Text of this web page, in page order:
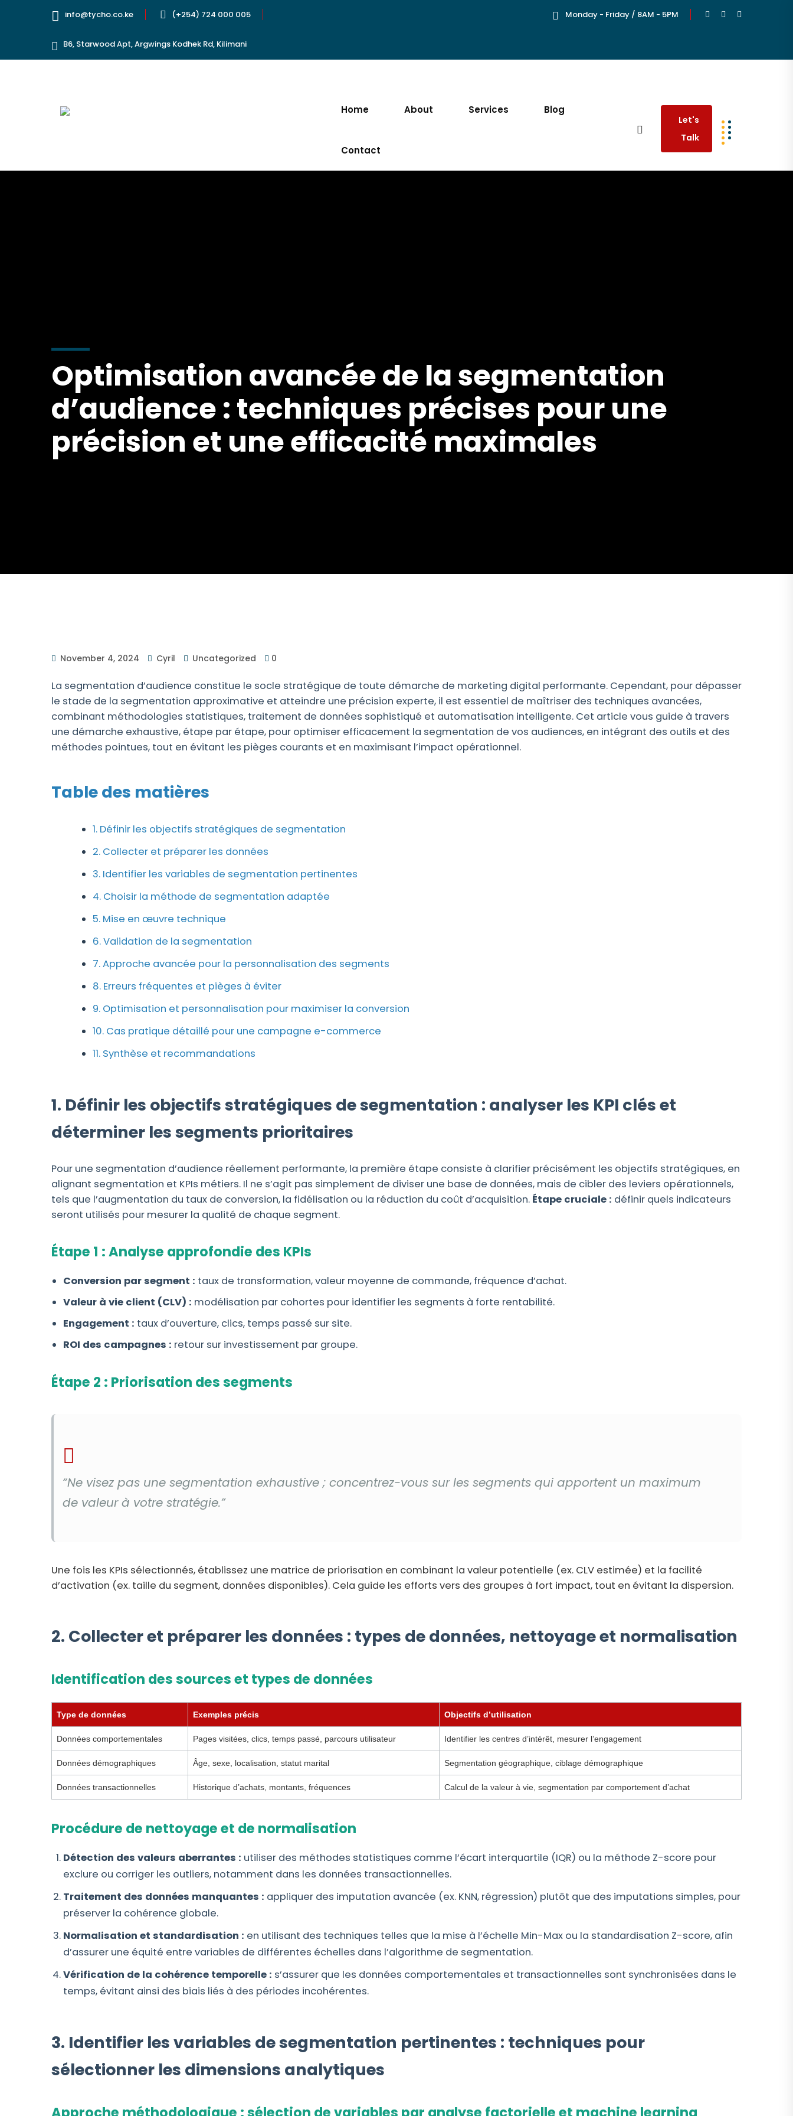
info@tycho.co.ke (+254) 724 000 005
B6, Starwood Apt, Argwings Kodhek Rd, Kilimani
Monday - Friday / 8AM - 5PM
Home About Services Blog
Contact
Let's
Talk
Optimisation avancée de la segmentation
d’audience : techniques précises pour une
précision et une efficacité maximales
November 4, 2024 Cyril Uncategorized 0
La segmentation d’audience constitue le socle stratégique de toute démarche de marketing digital performante. Cependant, pour dépasser
le stade de la segmentation approximative et atteindre une précision experte, il est essentiel de maîtriser des techniques avancées,
combinant méthodologies statistiques, traitement de données sophistiqué et automatisation intelligente. Cet article vous guide à travers
une démarche exhaustive, étape par étape, pour optimiser efficacement la segmentation de vos audiences, en intégrant des outils et des
méthodes pointues, tout en évitant les pièges courants et en maximisant l’impact opérationnel.
Table des matières
1. Définir les objectifs stratégiques de segmentation
2. Collecter et préparer les données
3. Identifier les variables de segmentation pertinentes
4. Choisir la méthode de segmentation adaptée
5. Mise en œuvre technique
6. Validation de la segmentation
7. Approche avancée pour la personnalisation des segments
8. Erreurs fréquentes et pièges à éviter
9. Optimisation et personnalisation pour maximiser la conversion
10. Cas pratique détaillé pour une campagne e-commerce
11. Synthèse et recommandations
1. Définir les objectifs stratégiques de segmentation : analyser les KPI clés et
déterminer les segments prioritaires
Pour une segmentation d’audience réellement performante, la première étape consiste à clarifier précisément les objectifs stratégiques, en
alignant segmentation et KPIs métiers. Il ne s’agit pas simplement de diviser une base de données, mais de cibler des leviers opérationnels,
tels que l’augmentation du taux de conversion, la fidélisation ou la réduction du coût d’acquisition. Étape cruciale : définir quels indicateurs
seront utilisés pour mesurer la qualité de chaque segment.
Étape 1 : Analyse approfondie des KPIs
Conversion par segment : taux de transformation, valeur moyenne de commande, fréquence d’achat.
Valeur à vie client (CLV) : modélisation par cohortes pour identifier les segments à forte rentabilité.
Engagement : taux d’ouverture, clics, temps passé sur site.
ROI des campagnes : retour sur investissement par groupe.
Étape 2 : Priorisation des segments
“Ne visez pas une segmentation exhaustive ; concentrez-vous sur les segments qui apportent un maximum
de valeur à votre stratégie.”
Une fois les KPIs sélectionnés, établissez une matrice de priorisation en combinant la valeur potentielle (ex. CLV estimée) et la facilité
d’activation (ex. taille du segment, données disponibles). Cela guide les efforts vers des groupes à fort impact, tout en évitant la dispersion.
2. Collecter et préparer les données : types de données, nettoyage et normalisation
Identification des sources et types de données
Type de données Exemples précis Objectifs d’utilisation
Données comportementales Pages visitées, clics, temps passé, parcours utilisateur Identifier les centres d’intérêt, mesurer l’engagement
Données démographiques Âge, sexe, localisation, statut marital Segmentation géographique, ciblage démographique
Données transactionnelles Historique d’achats, montants, fréquences Calcul de la valeur à vie, segmentation par comportement d’achat
Procédure de nettoyage et de normalisation
Détection des valeurs aberrantes : utiliser des méthodes statistiques comme l’écart interquartile (IQR) ou la méthode Z-score pour
exclure ou corriger les outliers, notamment dans les données transactionnelles.
Traitement des données manquantes : appliquer des imputation avancée (ex. KNN, régression) plutôt que des imputations simples, pour
préserver la cohérence globale.
Normalisation et standardisation : en utilisant des techniques telles que la mise à l’échelle Min-Max ou la standardisation Z-score, afin
d’assurer une équité entre variables de différentes échelles dans l’algorithme de segmentation.
Vérification de la cohérence temporelle : s’assurer que les données comportementales et transactionnelles sont synchronisées dans le
temps, évitant ainsi des biais liés à des périodes incohérentes.
3. Identifier les variables de segmentation pertinentes : techniques pour
sélectionner les dimensions analytiques